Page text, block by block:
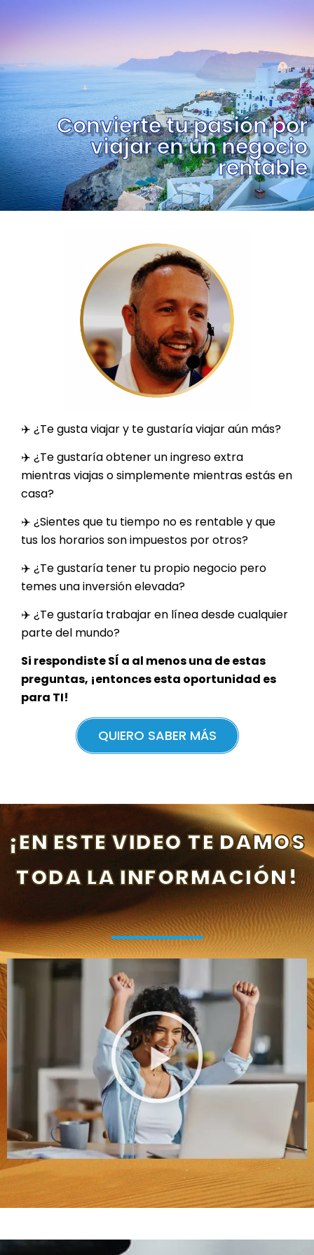
Convierte tu pasión por
viajar en un negocio
rentable
✈️ ¿Te gusta viajar y te gustaría viajar aún más?
✈️ ¿Te gustaría obtener un ingreso extra
mientras viajas o simplemente mientras estás en
casa?
✈️ ¿Sientes que tu tiempo no es rentable y que
tus los horarios son impuestos por otros?
✈️ ¿Te gustaría tener tu propio negocio pero
temes una inversión elevada?
✈️ ¿Te gustaría trabajar en línea desde cualquier
parte del mundo?
Si respondiste SÍ a al menos una de estas
preguntas, ¡entonces esta oportunidad es
para TI!
QUIERO SABER MÁS
¡EN ESTE VIDEO TE DAMOS
TODA LA INFORMACIÓN!